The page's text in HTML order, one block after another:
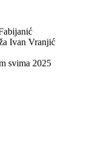
Ivan Vranjić
svima 2025